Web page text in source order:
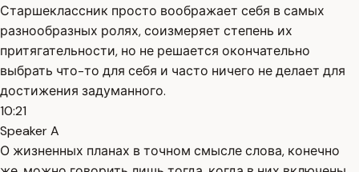
Старшеклассник просто воображает себя в самых
разнообразных ролях, соизмеряет степень их
притягательности, но не решается окончательно
выбрать что-то для себя и часто ничего не делает для
достижения задуманного.
10:21
Speaker A
О жизненных планах в точном смысле слова, конечно